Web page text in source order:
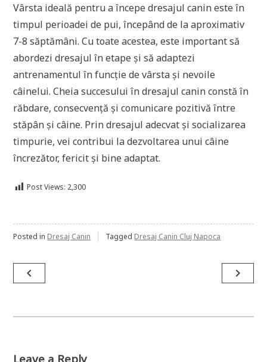
Vârsta ideală pentru a începe dresajul canin este în
timpul perioadei de pui, începând de la aproximativ
7-8 săptămâni. Cu toate acestea, este important să
abordezi dresajul în etape și să adaptezi
antrenamentul în funcție de vârsta și nevoile
câinelui. Cheia succesului în dresajul canin constă în
răbdare, consecvență și comunicare pozitivă între
stăpân și câine. Prin dresajul adecvat și socializarea
timpurie, vei contribui la dezvoltarea unui câine
încrezător, fericit și bine adaptat.
Post Views: 2,300
Posted in Dresaj Canin Tagged Dresaj Canin Cluj Napoca
Post
navigation
navigate_before navigate_next
Leave a Reply